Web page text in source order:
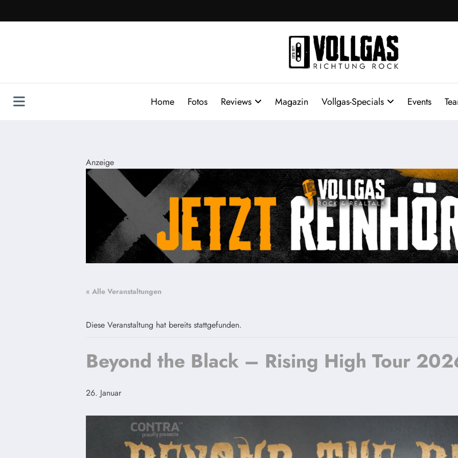
Inhalt
Home Fotos Reviews Magazin Vollgas-Specials Events
Anzeige
« Alle Veranstaltungen
Diese Veranstaltung hat bereits stattgefunden.
Beyond the Black – Rising High Tour
26. Januar